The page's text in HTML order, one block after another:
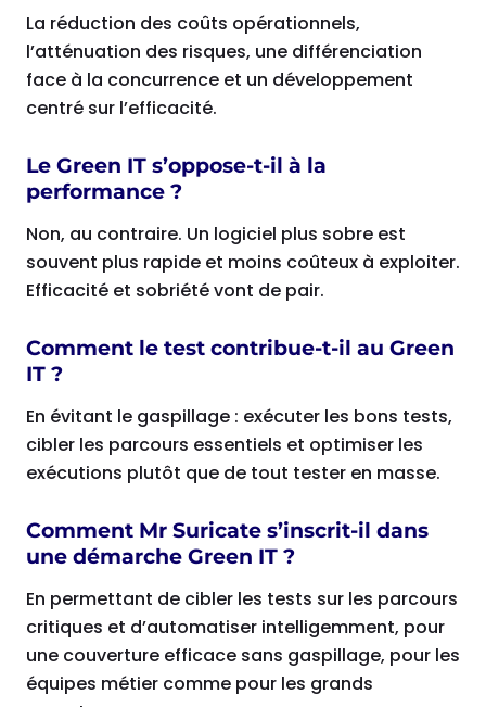
La réduction des coûts opérationnels,
l’atténuation des risques, une différenciation
face à la concurrence et un développement
centré sur l’efficacité.
Le Green IT s’oppose-t-il à la
performance ?
Non, au contraire. Un logiciel plus sobre est
souvent plus rapide et moins coûteux à exploiter.
Efficacité et sobriété vont de pair.
Comment le test contribue-t-il au Green
IT ?
En évitant le gaspillage : exécuter les bons tests,
cibler les parcours essentiels et optimiser les
exécutions plutôt que de tout tester en masse.
Comment Mr Suricate s’inscrit-il dans
une démarche Green IT ?
En permettant de cibler les tests sur les parcours
critiques et d’automatiser intelligemment, pour
une couverture efficace sans gaspillage, pour les
équipes métier comme pour les grands